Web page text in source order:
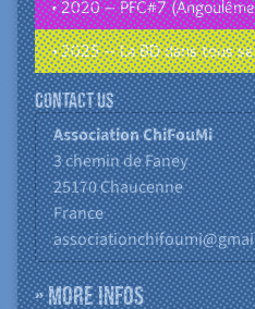
• 2020 – PFC#7
• 2025 – La BD dans tous
Contact us
Association ChiFouMi
3 chemin de Faney
25170Chaucenne
France
» More infos